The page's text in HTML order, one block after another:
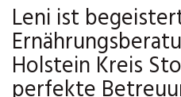
Leni ist
Holstein Kreis